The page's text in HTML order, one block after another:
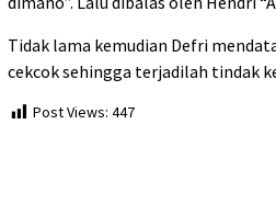
Tidak lama kemudian Defri
cekcok sehingga terjadilah tindak
Post Views: 447